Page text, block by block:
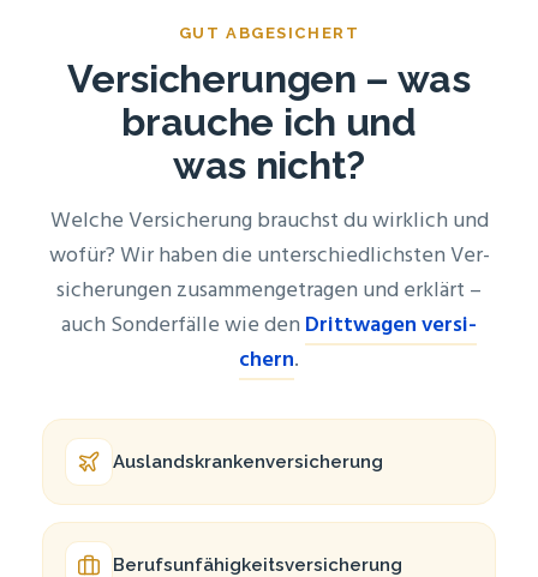
GUT ABGE­SI­CHERT
Ver­si­che­run­gen – was
brau­che ich und
was nicht?
Wel­che Ver­si­che­rung brauchst du wirk­lich und
wofür? Wir haben die unter­schied­lichs­ten Ver­
si­che­run­gen zusam­men­ge­tra­gen und erklärt –
auch Son­der­fäl­le wie den Dritt­wa­gen ver­si­
chern.
Auslandskranken­versicherung
Berufsunfähigkeits­versicherung